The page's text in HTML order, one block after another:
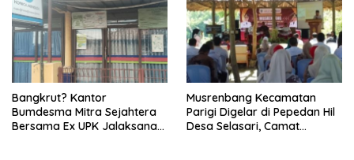
Bangkrut? Kantor
Bumdesma Mitra Sejahtera
Bersama Ex UPK Jalaksana
Musrenbang Kecamatan
Parigi Digelar di Pepedan Hil
Desa Selasari, Camat